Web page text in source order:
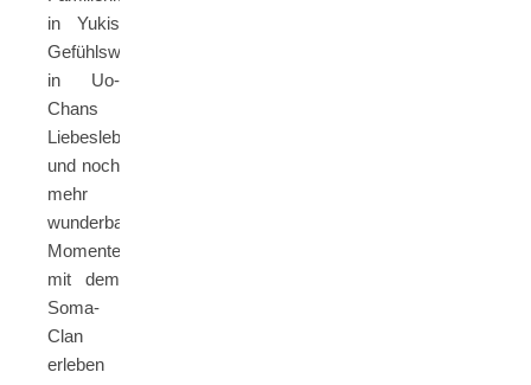
in Yukis
Gefühlswelt,
in Uo-
Chans
Liebesleben
und noch
mehr
wunderbare
Momente
mit dem
Soma-
Clan
erleben